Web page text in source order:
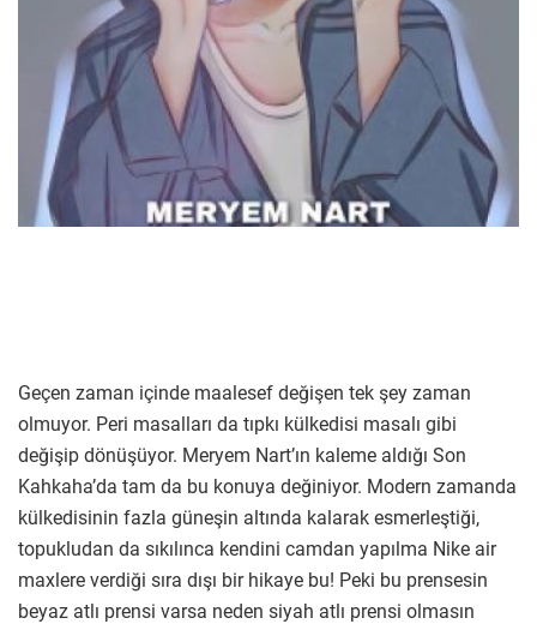
Geçen zaman içinde maalesef değişen tek şey zaman
olmuyor. Peri masalları da tıpkı külkedisi masalı gibi
değişip dönüşüyor. Meryem Nart’ın kaleme aldığı Son
Kahkaha’da tam da bu konuya değiniyor. Modern zamanda
külkedisinin fazla güneşin altında kalarak esmerleştiği,
topukludan da sıkılınca kendini camdan yapılma Nike air
maxlere verdiği sıra dışı bir hikaye bu! Peki bu prensesin
beyaz atlı prensi varsa neden siyah atlı prensi olmasın